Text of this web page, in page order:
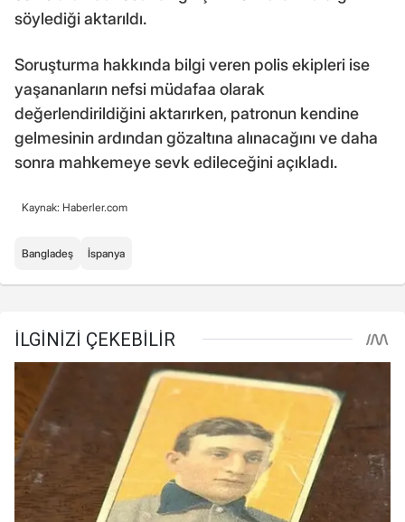
söylediği aktarıldı.
Soruşturma hakkında bilgi veren polis ekipleri ise
yaşananların nefsi müdafaa olarak
değerlendirildiğini aktarırken, patronun kendine
gelmesinin ardından gözaltına alınacağını ve daha
sonra mahkemeye sevk edileceğini açıkladı.
Kaynak: Haberler.com
Bangladeş İspanya